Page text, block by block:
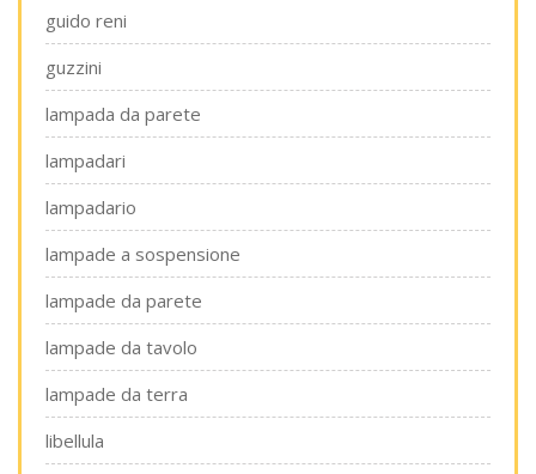
guido reni
guzzini
lampada da parete
lampadari
lampadario
lampade a sospensione
lampade da parete
lampade da tavolo
lampade da terra
libellula